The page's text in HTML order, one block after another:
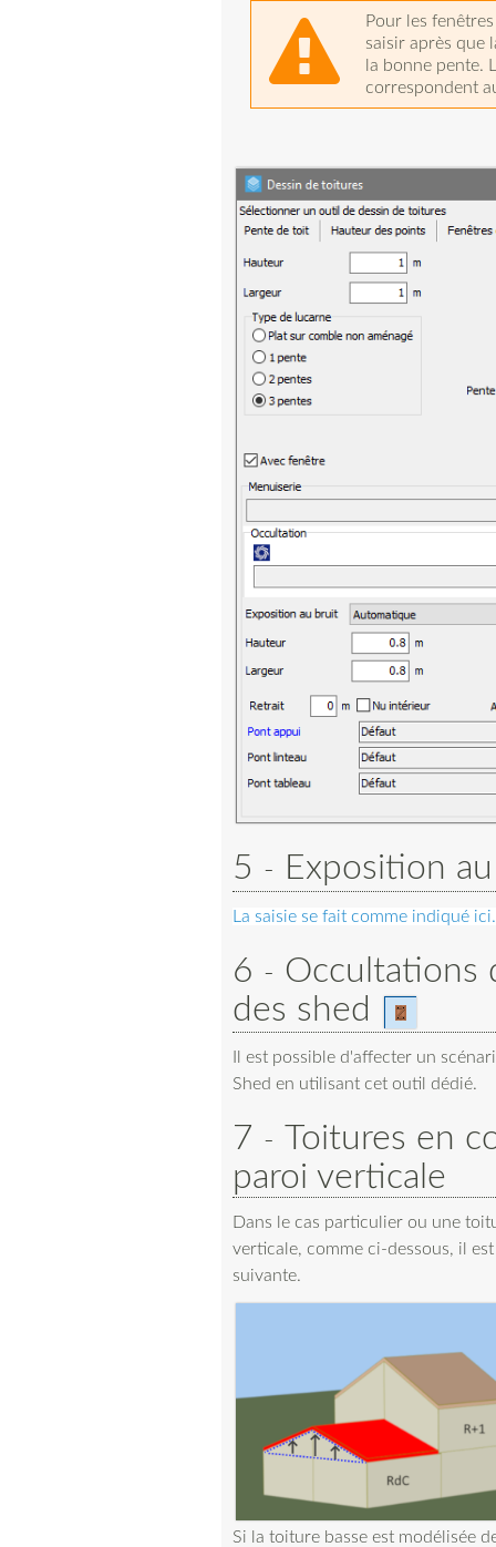
Pour les
saisir après que
la bonne pente.
correspondent
5 Exposition
La saisie se fait comme indiqué ici.
6
Occultations
des shed
Il est possible d'affecter un
Shed en utilisant cet outil dédié.
7
Toitures en
paroi verticale
Dans le cas particulier ou une
verticale, comme ci-dessous, il
suivante.
Si la toiture basse est modélisée